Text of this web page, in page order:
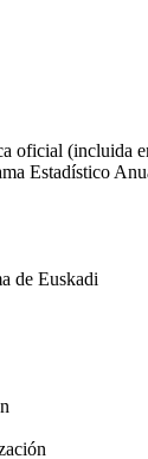
oficial (incluida
Estadístico
de Euskadi